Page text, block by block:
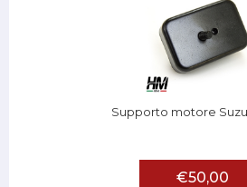
Supporto motore
€50,00